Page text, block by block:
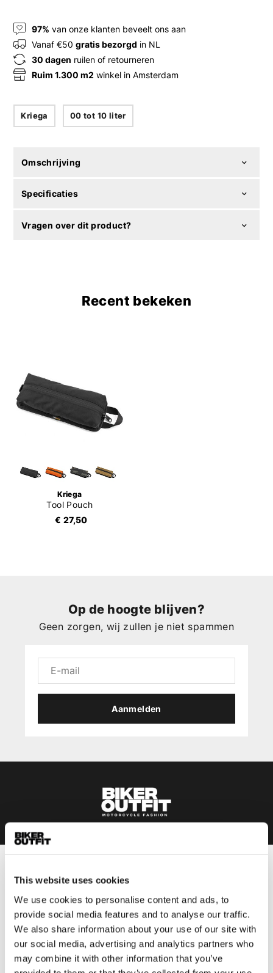
This website uses cookies
We use cookies to personalise content and ads, to
provide social media features and to analyse our traffic.
We also share information about your use of our site with
our social media, advertising and analytics partners who
may combine it with other information that you’ve
97% van onze klanten beveelt ons aan
Vanaf €50gratis bezorgd in NL
30 dagen ruilen of retourneren
Ruim 1.300 m2 winkel in Amsterdam
Kriega 00 tot 10 liter
Omschrijving
Specificaties
Vragen over dit product?
Recent bekeken
Kriega
Tool Pouch
€ 27,50
Op de hoogte blijven?
Geen zorgen, wij zullen je niet spammen
Aanmelden
Heren
Motorjas heren
Motorbroek heren
Motorpak heren
Motorjeans heren